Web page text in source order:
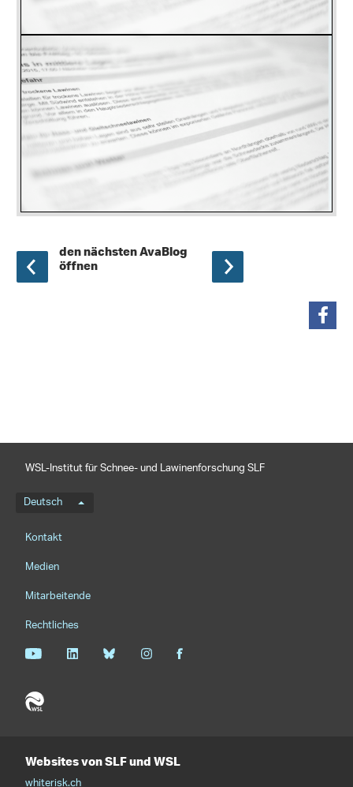
den nächsten AvaBlog
öffnen
WSL-Institut für Schnee- und Lawinenforschung SLF
Sprachmenü
Deutsch
Footernavigation
Kontakt
Medien
Mitarbeitende
Rechtliches
Websites von SLF und WSL